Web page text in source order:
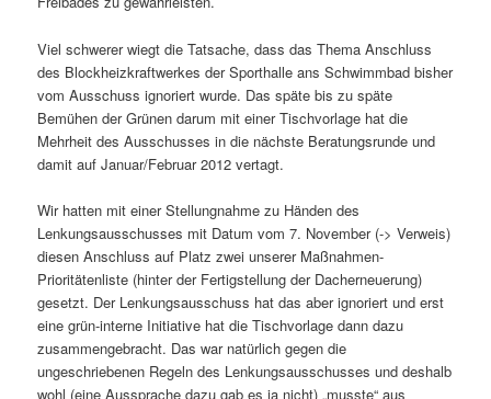
Viel schwerer wiegt die Tatsache, dass das Thema Anschluss
des Blockheizkraftwerkes der Sporthalle ans Schwimmbad bisher
vom Ausschuss ignoriert wurde. Das späte bis zu späte
Bemühen der Grünen darum mit einer Tischvorlage hat die
Mehrheit des Ausschusses in die nächste Beratungsrunde und
damit auf Januar/Februar 2012 vertagt.
Wir hatten mit einer Stellungnahme zu Händen des
Lenkungsausschusses mit Datum vom 7. November (-> Verweis)
diesen Anschluss auf Platz zwei unserer Maßnahmen-
Prioritätenliste (hinter der Fertigstellung der Dacherneuerung)
gesetzt. Der Lenkungsausschuss hat das aber ignoriert und erst
eine grün-interne Initiative hat die Tischvorlage dann dazu
zusammengebracht. Das war natürlich gegen die
ungeschriebenen Regeln des Lenkungsausschusses und deshalb
wohl (eine Aussprache dazu gab es ja nicht) „musste“ aus